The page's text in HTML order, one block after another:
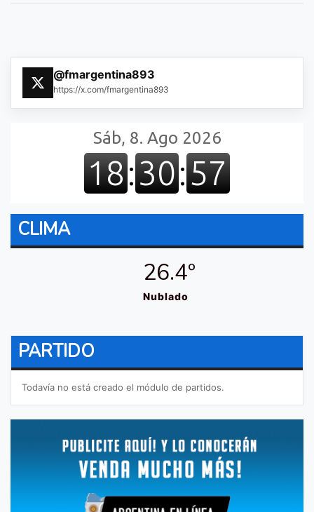
@fmargentina893
https://x.com/fmargentina893
CLIMA
26.4º
Nublado
PARTIDO
Todavía no está creado el módulo de partidos.